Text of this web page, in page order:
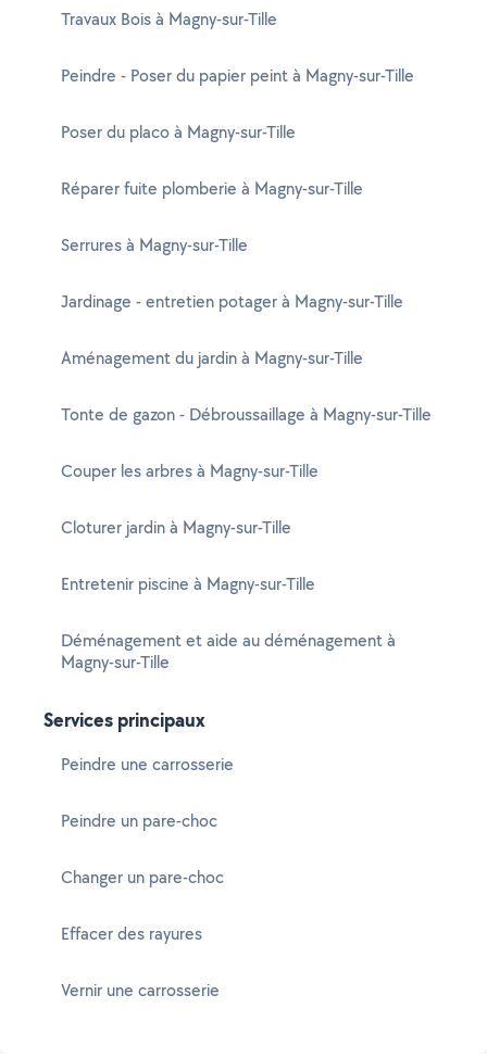
Travaux Bois à Magny-sur-Tille
Peindre - Poser du papier peint à Magny-sur-Tille
Poser du placo à Magny-sur-Tille
Réparer fuite plomberie à Magny-sur-Tille
Serrures à Magny-sur-Tille
Jardinage - entretien potager à Magny-sur-Tille
Aménagement du jardin à Magny-sur-Tille
Tonte de gazon - Débroussaillage à Magny-sur-Tille
Couper les arbres à Magny-sur-Tille
Cloturer jardin à Magny-sur-Tille
Entretenir piscine à Magny-sur-Tille
Déménagement et aide au déménagement à
Magny-sur-Tille
Services principaux
Peindre une carrosserie
Peindre un pare-choc
Changer un pare-choc
Effacer des rayures
Vernir une carrosserie